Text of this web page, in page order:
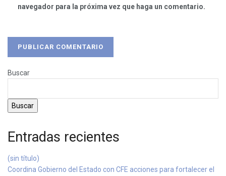
navegador para la próxima vez que haga un comentario.
Buscar
Buscar
Entradas recientes
(sin título)
Coordina Gobierno del Estado con CFE acciones para fortalecer el